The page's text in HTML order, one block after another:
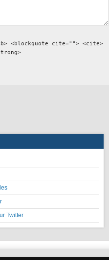
<blockquote cite=""> <cite>
Twitter